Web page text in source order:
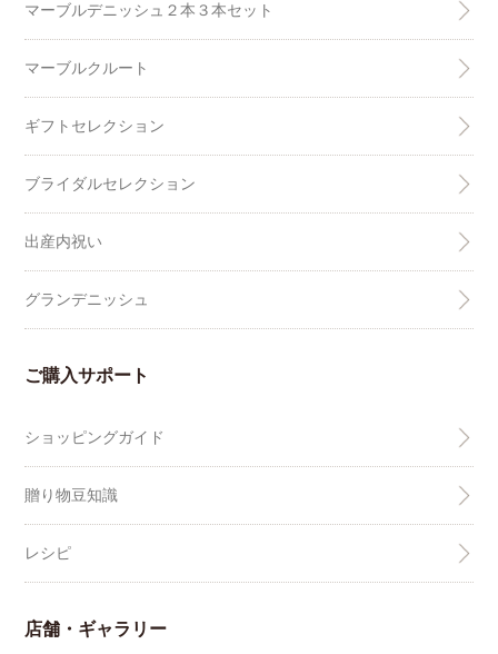
マーブルデニッシュ２本３本セット
マーブルクルート
ギフトセレクション
ブライダルセレクション
出産内祝い
グランデニッシュ
ご購入サポート
ショッピングガイド
贈り物豆知識
レシピ
店舗・ギャラリー